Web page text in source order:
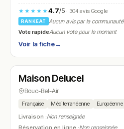
★★★★★4.7/5· 304 avis Google
RANKEAT
Aucun avis par la communauté
Vote rapideAucun vote pour le moment
Voir la fiche→
N° 16
Maison Delucel
Bouc-Bel-Air
Française Méditerranéenne Européenne
Livraison :Non renseignée
Réservation en ligne :Non renseignée